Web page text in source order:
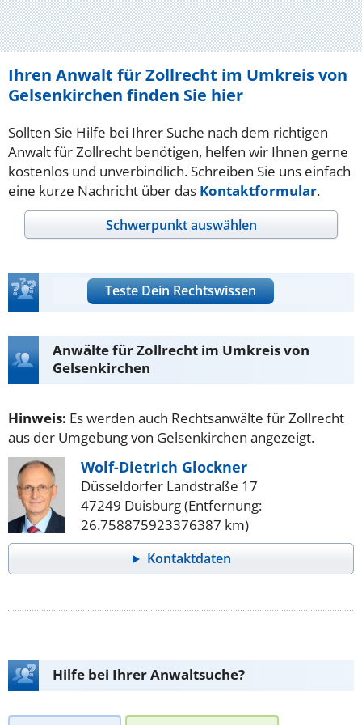
Ihren Anwalt für Zollrecht im Umkreis von
Gelsenkirchen finden Sie hier
Sollten Sie Hilfe bei Ihrer Suche nach dem richtigen
Anwalt für Zollrecht benötigen, helfen wir Ihnen gerne
kostenlos und unverbindlich. Schreiben Sie uns einfach
eine kurze Nachricht über das Kontaktformular.
Schwerpunkt auswählen
Teste Dein Rechtswissen
Anwälte für Zollrecht im Umkreis von
Gelsenkirchen
Hinweis: Es werden auch Rechtsanwälte für Zollrecht
aus der Umgebung von Gelsenkirchen angezeigt.
Wolf-Dietrich Glockner
Düsseldorfer Landstraße 17
47249 Duisburg (Entfernung:
26.758875923376387 km)
Kontaktdaten
Hilfe bei Ihrer Anwaltsuche?